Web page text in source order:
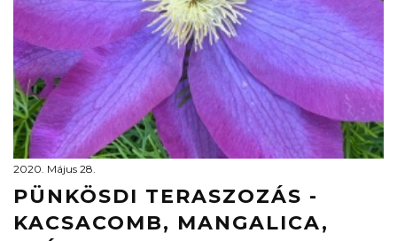
2020. Május 28.
PÜNKÖSDI TERASZOZÁS -
KACSACOMB, MANGALICA,